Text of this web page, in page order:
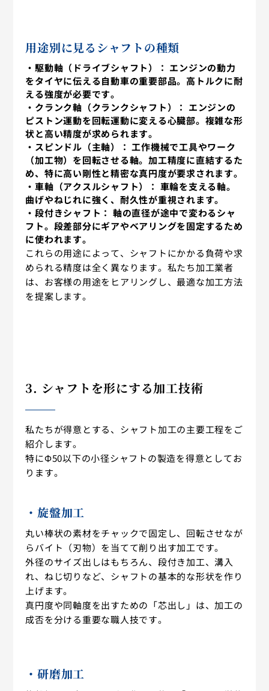
用途別に見るシャフトの種類
・駆動軸（ドライブシャフト）： エンジンの動力
をタイヤに伝える自動車の重要部品。高トルクに耐
える強度が必要です。
・クランク軸（クランクシャフト）： エンジンの
ピストン運動を回転運動に変える心臓部。複雑な形
状と高い精度が求められます。
・スピンドル（主軸）： 工作機械で工具やワーク
（加工物）を回転させる軸。加工精度に直結するた
め、特に高い剛性と精密な真円度が要求されます。
・車軸（アクスルシャフト）： 車輪を支える軸。
曲げやねじれに強く、耐久性が重視されます。
・段付きシャフト： 軸の直径が途中で変わるシャ
フト。段差部分にギアやベアリングを固定するため
に使われます。
これらの用途によって、シャフトにかかる負荷や求
められる精度は全く異なります。私たち加工業者
は、お客様の用途をヒアリングし、最適な加工方法
を提案します。
3. シャフトを形にする加工技術
私たちが得意とする、シャフト加工の主要工程をご
紹介します。
特にΦ50以下の小径シャフトの製造を得意としてお
ります。
・旋盤加工
丸い棒状の素材をチャックで固定し、回転させなが
らバイト（刃物）を当てて削り出す加工です。
外径のサイズ出しはもちろん、段付き加工、溝入
れ、ねじ切りなど、シャフトの基本的な形状を作り
上げます。
真円度や同軸度を出すための「芯出し」は、加工の
成否を分ける重要な職人技です。
・研磨加工